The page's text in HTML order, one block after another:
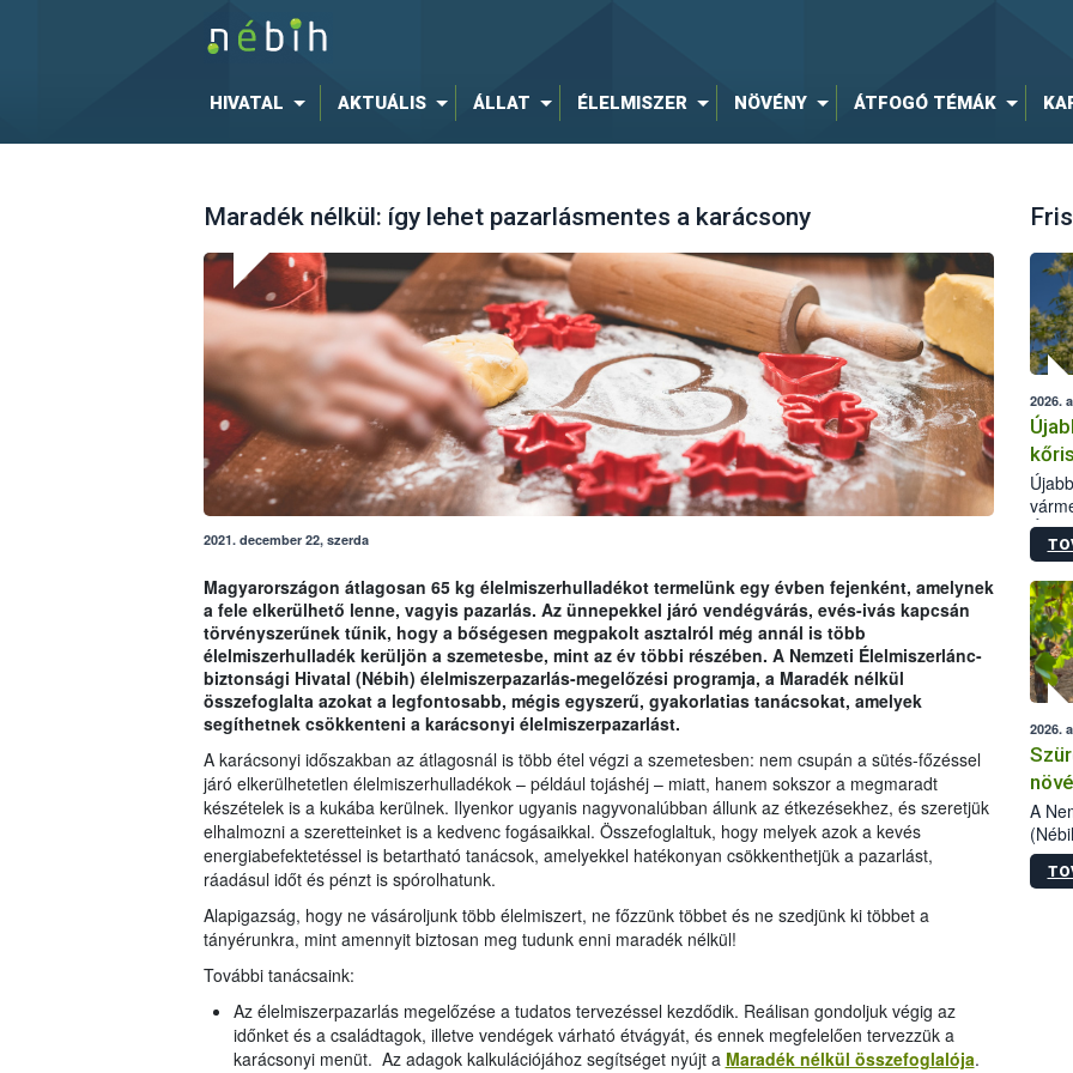
HIVATAL AKTUÁLIS ÁLLAT ÉLELMISZER NÖVÉNY ÁTFOGÓ TÉMÁK
Maradék nélkül: így lehet pazarlásmentes a karácsony
2021. december 22, szerda
Magyarországon átlagosan 65 kg élelmiszerhulladékot termelünk egy évben fejenként, amelynek
a fele elkerülhető lenne, vagyis pazarlás. Az ünnepekkel járó vendégvárás, evés-ivás kapcsán
törvényszerűnek tűnik, hogy a bőségesen megpakolt asztalról még annál is több
élelmiszerhulladék kerüljön a szemetesbe, mint az év többi részében. A Nemzeti Élelmiszerlánc-
biztonsági Hivatal (Nébih) élelmiszerpazarlás-megelőzési programja, a Maradék nélkül
összefoglalta azokat a legfontosabb, mégis egyszerű, gyakorlatias tanácsokat, amelyek
segíthetnek csökkenteni a karácsonyi élelmiszerpazarlást.
A karácsonyi időszakban az átlagosnál is több étel végzi a szemetesben: nem csupán a sütés-főzéssel
járó elkerülhetetlen élelmiszerhulladékok – például tojáshéj – miatt, hanem sokszor a megmaradt
készételek is a kukába kerülnek. Ilyenkor ugyanis nagyvonalúbban állunk az étkezésekhez, és szeretjük
elhalmozni a szeretteinket is a kedvenc fogásaikkal. Összefoglaltuk, hogy melyek azok a kevés
energiabefektetéssel is betartható tanácsok, amelyekkel hatékonyan csökkenthetjük a pazarlást,
ráadásul időt és pénzt is spórolhatunk.
Alapigazság, hogy ne vásároljunk több élelmiszert, ne főzzünk többet és ne szedjünk ki többet a
tányérunkra, mint amennyit biztosan meg tudunk enni maradék nélkül!
További tanácsaink:
Az élelmiszerpazarlás megelőzése a tudatos tervezéssel kezdődik. Reálisan gondoljuk végig az
időnket és a családtagok, illetve vendégek várható étvágyát, és ennek megfelelően tervezzük a
karácsonyi menüt. Az adagok kalkulációjához segítséget nyújt a Maradék nélkül összefoglalója.
2026.
2026.
A